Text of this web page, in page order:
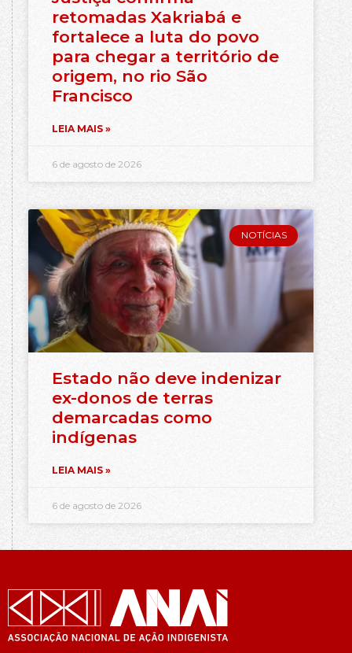
retomadas Xakriabá e
fortalece a luta do povo
para chegar a território de
origem, no rio São
Francisco
LEIA MAIS »
6 de agosto de 2026
NOTÍCIAS
Estado não deve indenizar
ex-donos de terras
demarcadas como
indígenas
LEIA MAIS »
6 de agosto de 2026